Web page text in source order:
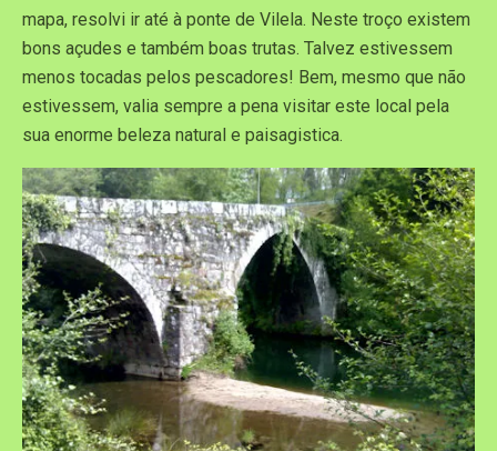
mapa, resolvi ir até à ponte de Vilela. Neste troço existem
bons açudes e também boas trutas. Talvez estivessem
menos tocadas pelos pescadores! Bem, mesmo que não
estivessem, valia sempre a pena visitar este local pela
sua enorme beleza natural e paisagistica.